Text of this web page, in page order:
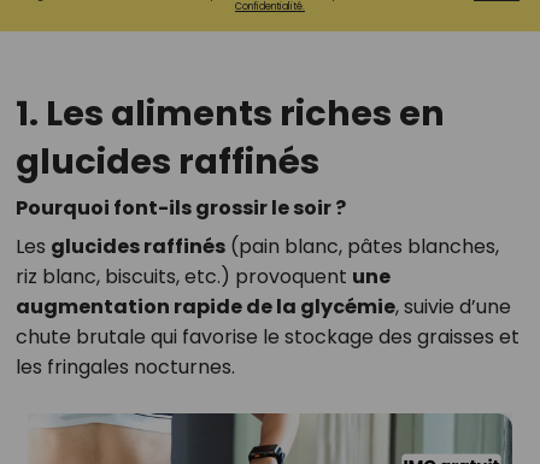
Confidentialité.
1. Les aliments riches en
glucides raffinés
Pourquoi font-ils grossir le soir ?
Les glucides raffinés(pain blanc, pâtes blanches,
riz blanc, biscuits, etc.) provoquent une
augmentation rapide de la glycémie, suivie d’une
chute brutale qui favorise le stockage des graisses et
les fringales nocturnes.